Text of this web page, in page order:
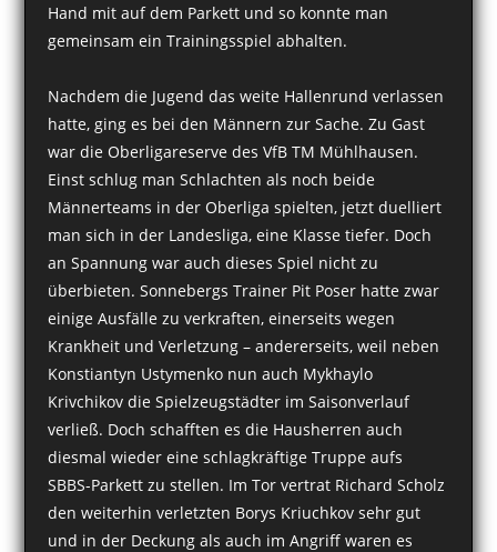
Hand mit auf dem Parkett und so konnte man
gemeinsam ein Trainingsspiel abhalten.
Nachdem die Jugend das weite Hallenrund verlassen
hatte, ging es bei den Männern zur Sache. Zu Gast
war die Oberligareserve des VfB TM Mühlhausen.
Einst schlug man Schlachten als noch beide
Männerteams in der Oberliga spielten, jetzt duelliert
man sich in der Landesliga, eine Klasse tiefer. Doch
an Spannung war auch dieses Spiel nicht zu
überbieten. Sonnebergs Trainer Pit Poser hatte zwar
einige Ausfälle zu verkraften, einerseits wegen
Krankheit und Verletzung – andererseits, weil neben
Konstiantyn Ustymenko nun auch Mykhaylo
Krivchikov die Spielzeugstädter im Saisonverlauf
verließ. Doch schafften es die Hausherren auch
diesmal wieder eine schlagkräftige Truppe aufs
SBBS-Parkett zu stellen. Im Tor vertrat Richard Scholz
den weiterhin verletzten Borys Kriuchkov sehr gut
und in der Deckung als auch im Angriff waren es